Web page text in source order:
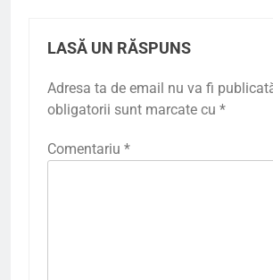
LASĂ UN RĂSPUNS
Adresa ta de email nu va fi
obligatorii sunt marcate cu *
Comentariu *